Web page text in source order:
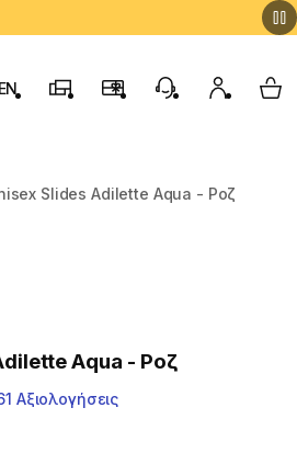
Αλλαγή γλώσσας: English (English)
EN
Καταστήματα Decathlon
ΠρόγραμμαΕξυπηρέτηση
Ο My
Slides Adilette Aqua - Ροζ
Aqua - Ροζ
161 reviews
Αξιολογήσεις